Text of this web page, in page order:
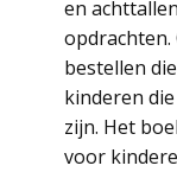
en
opdrachten.
bestellen
kinderen
zijn. Het
voor